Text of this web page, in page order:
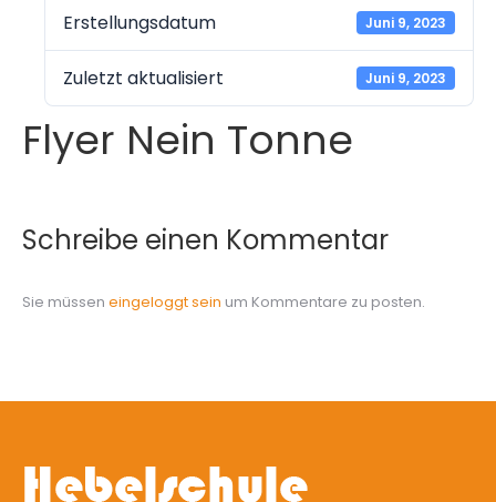
Erstellungsdatum Juni 9, 2023
Zuletzt aktualisiert Juni 9, 2023
Flyer Nein Tonne
Schreibe einen Kommentar
Sie müssen eingeloggt sein um Kommentare zu posten.